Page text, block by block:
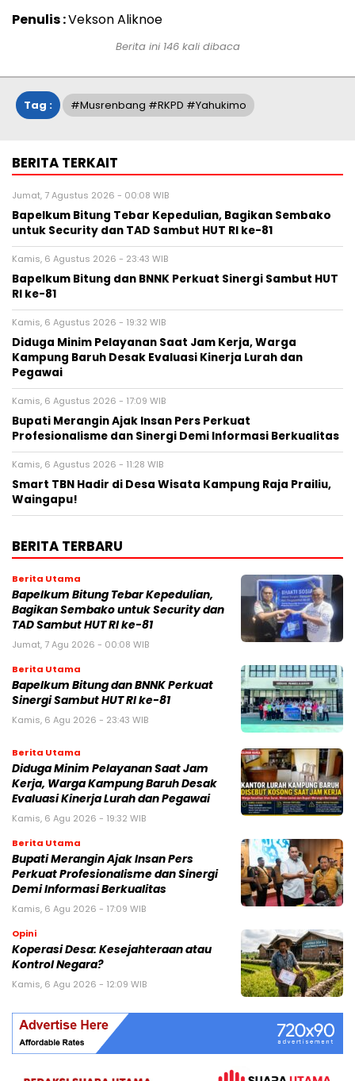
Penulis :Vekson Aliknoe
Berita ini 146kali dibaca
Tag : #musrenbang #RKPD #yahukimo
BERITA TERKAIT
Jumat, 7 Agustus 2026 - 00:08 WIB
Bapelkum Bitung Tebar Kepedulian, Bagikan Sembako
untuk Security dan TAD Sambut HUT RI ke-81
Kamis, 6 Agustus 2026 - 23:43 WIB
Bapelkum Bitung dan BNNK Perkuat Sinergi Sambut HUT
RI ke-81
Kamis, 6 Agustus 2026 - 19:32 WIB
Diduga Minim Pelayanan Saat Jam Kerja, Warga
Kampung Baruh Desak Evaluasi Kinerja Lurah dan
Pegawai
Kamis, 6 Agustus 2026 - 17:09 WIB
Bupati Merangin Ajak Insan Pers Perkuat
Profesionalisme dan Sinergi Demi Informasi Berkualitas
Kamis, 6 Agustus 2026 - 11:28 WIB
Smart TBN Hadir di Desa Wisata Kampung Raja Prailiu,
Waingapu!
BERITA TERBARU
Berita Utama
Bapelkum Bitung Tebar Kepedulian,
Bagikan Sembako untuk Security dan
TAD Sambut HUT RI ke-81
Jumat, 7 Agu 2026 - 00:08 WIB
Berita Utama
Bapelkum Bitung dan BNNK Perkuat
Sinergi Sambut HUT RI ke-81
Kamis, 6 Agu 2026 - 23:43 WIB
Berita Utama
Diduga Minim Pelayanan Saat Jam
Kerja, Warga Kampung Baruh Desak
Evaluasi Kinerja Lurah dan Pegawai
Kamis, 6 Agu 2026 - 19:32 WIB
Berita Utama
Bupati Merangin Ajak Insan Pers
Perkuat Profesionalisme dan Sinergi
Demi Informasi Berkualitas
Kamis, 6 Agu 2026 - 17:09 WIB
Opini
Koperasi Desa: Kesejahteraan atau
Kontrol Negara?
Kamis, 6 Agu 2026 - 12:09 WIB